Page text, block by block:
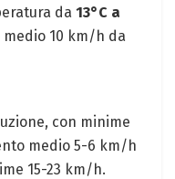
da 13°C a
10 km/h da
con minime
medio 5-6 km/h
15-23 km/h.